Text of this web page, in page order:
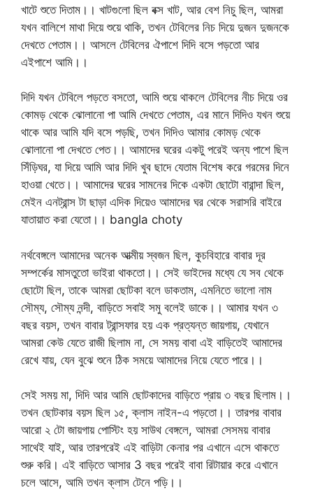
খাটে শুতে দিতাম।। খাটগুলো ছিল বক্স খাট, আর বেশ নিচু ছিল, আমরা
যখন বালিশে মাথা দিয়ে শুয়ে থাকি, তখন টেবিলের নিচ দিয়ে দুজন দুজনকে
দেখতে পেতাম।। আসলে টেবিলের ঐপাশে দিদি বসে পড়তো আর
এইপাশে আমি।।
দিদি যখন টেবিলে পড়তে বসতো, আমি শুয়ে থাকলে টেবিলের নীচ দিয়ে ওর
কোমড় থেকে ঝোলানো পা আমি দেখতে পেতাম, এর মানে দিদিও যখন শুয়ে
থাকে আর আমি যদি বসে পড়ছি, তখন দিদিও আমার কোমড় থেকে
ঝোলানো পা দেখতে পেত।। আমাদের ঘরের একটু পরেই অন্য পাশে ছিল
সিঁড়িঘর, যা দিয়ে আমি আর দিদি খুব ছাদে যেতাম বিশেষ করে গরমের দিনে
হাওয়া খেতে।। আমাদের ঘরের সামনের দিকে একটা ছোটো বারান্দা ছিল,
মেইন এনট্রান্স টা ছাড়া এদিক দিয়েও আমাদের ঘর থেকে সরাসরি বাইরে
যাতায়াত করা যেতো।। bangla choty
নর্থবেঙ্গলে আমাদের অনেক আত্মীয় স্বজন ছিল, কুচবিহারে বাবার দূর
সম্পর্কের মাসতুতো ভাইরা থাকতো।। সেই ভাইদের মধ্যে যে সব থেকে
ছোটো ছিল, তাকে আমরা ছোটকা বলে ডাকতাম, এমনিতে ভালো নাম
সৌম্য, সৌম্য নন্দী, বাড়িতে সবাই সমু বলেই ডাকে।। আমার যখন ৩
বছর বয়স, তখন বাবার ট্রান্সফার হয় এক প্রত্যন্ত জায়গায়, যেখানে
আমরা কেউ যেতে রাজী ছিলাম না, সে সময় বাবা এই বাড়িতেই আমাদের
রেখে যায়, যেন বুঝে শুনে ঠিক সময়ে আমাদের নিয়ে যেতে পারে।।
সেই সময় মা, দিদি আর আমি ছোটকাদের বাড়িতে প্রায় ৩ বছর ছিলাম।।
তখন ছোটকার বয়স ছিল ১৫, ক্লাস নাইন-এ পড়তো।। তারপর বাবার
আরো ২ টো জায়গায় পোস্টিং হয় সাউথ বেঙ্গলে, আমরা সেসময় বাবার
সাথেই যাই, আর তারপরেই এই বাড়িটা কেনার পর এখানে এসে থাকতে
শুরু করি। এই বাড়িতে আসার 3 বছর পরেই বাবা রিটায়ার করে এখানে
চলে আসে, আমি তখন ক্লাস টেনে পড়ি।।